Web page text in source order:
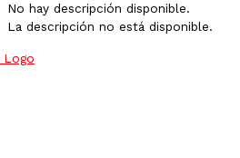
No hay descripción disponible.
La descripción no está disponible.